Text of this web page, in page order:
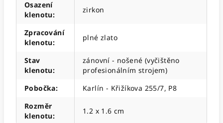
Osazení
klenotu:
zirkon
Zpracování
klenotu:
plné zlato
Stav
klenotu:
zánovní - nošené (vyčištěno
profesionálním strojem)
Pobočka:
Karlín - Křižíkova 255/7, P8
Rozměr
klenotu:
1.2 x 1.6 cm